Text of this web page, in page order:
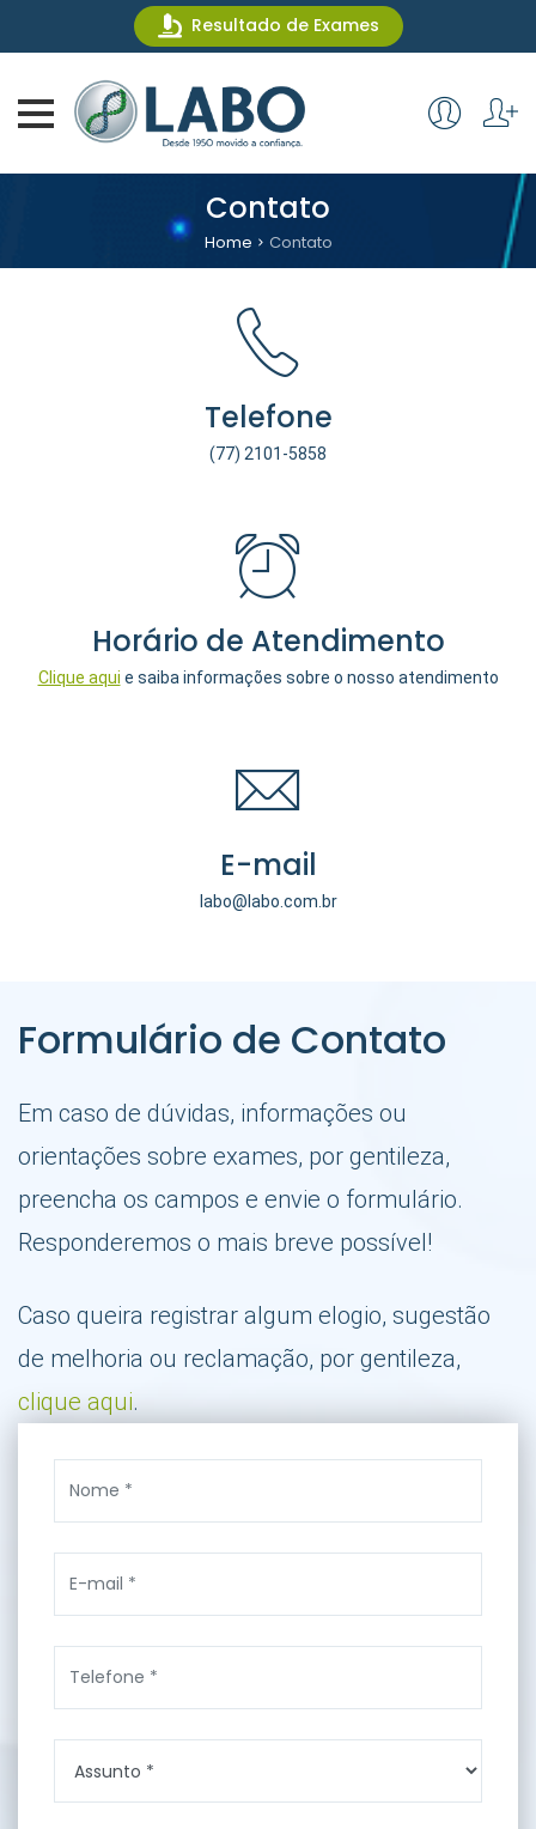
Resultado de Exames
Contato
Home Contato
Telefone
(77) 2101-5858
Horário de Atendimento
Clique aqui e saiba informações sobre o nosso atendimento
E-mail
labo@labo.com.br
Formulário de Contato
Em caso de dúvidas, informações ou
orientações sobre exames, por gentileza,
preencha os campos e envie o formulário.
Responderemos o mais breve possível!
Caso queira registrar algum elogio, sugestão
de melhoria ou reclamação, por gentileza,
clique aqui.